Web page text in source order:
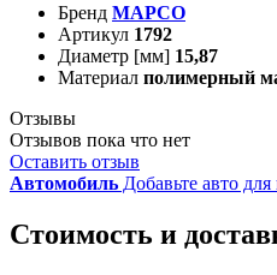
Бренд MAPCO
Артикул 1792
Диаметр [мм] 15,87
Материал полимерный
Отзывы
Отзывов пока что нет
Оставить отзыв
Автомобиль Добавьте авто
Стоимость и